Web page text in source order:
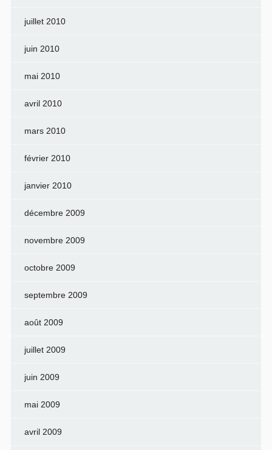
juillet 2010
juin 2010
mai 2010
avril 2010
mars 2010
février 2010
janvier 2010
décembre 2009
novembre 2009
octobre 2009
septembre 2009
août 2009
juillet 2009
juin 2009
mai 2009
avril 2009